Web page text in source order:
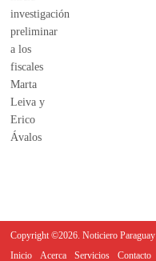
Copyright ©2026. Noticiero Paraguay
Inicio
Acerca Servicios Contacto